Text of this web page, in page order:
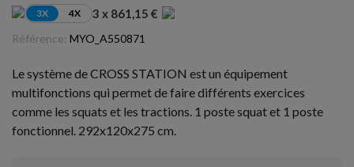
3X 4X 3 x 861,15 €
Référence: MYO_A550871
Le système de CROSS STATION est un équipement
multifonctions qui permet de faire différents exercices
comme les squats et les tractions. 1 poste squat et 1 poste
fonctionnel. 292x120x275 cm.